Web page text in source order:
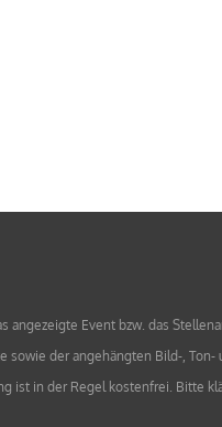
angezeigte Event bzw. das
sowie der angehängten Bild-,
ist in der Regel kostenfrei. Bitte